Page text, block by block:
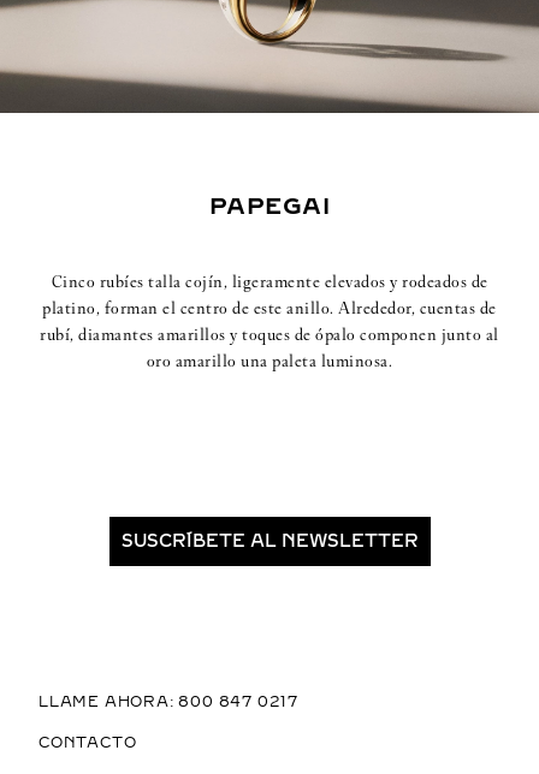
PAPEGAI
Cinco rubíes talla cojín, ligeramente elevados y rodeados de
platino, forman el centro de este anillo. Alrededor, cuentas de
rubí, diamantes amarillos y toques de ópalo componen junto al
oro amarillo una paleta luminosa.
SUSCRÍBETE AL NEWSLETTER
LLAME AHORA: 800 847 0217
CONTACTO